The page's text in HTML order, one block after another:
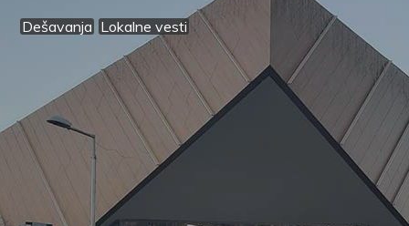
Dešavanja Lokalne vesti